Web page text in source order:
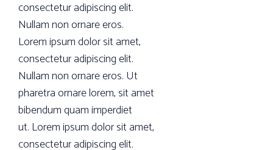
consectetur adipiscing elit.
Nullam non ornare eros.
Lorem ipsum dolor sit amet,
consectetur adipiscing elit.
Nullam non ornare eros. Ut
pharetra ornare lorem, sit amet
bibendum quam imperdiet
ut. Lorem ipsum dolor sit amet,
consectetur adipiscing elit.